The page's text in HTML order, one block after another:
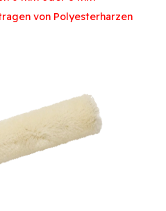
von Polyesterharzen